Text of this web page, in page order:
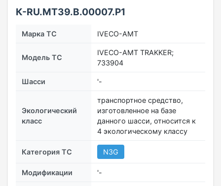
К-RU.МТ39.В.00007.Р1
Марка ТС IVECO-АМТ
Модель ТС
IVECO-АМТ TRAKKER;
733904
Шасси '-
Экологический
класс
транспортное средство,
изготовленное на базе
данного шасси, относится к
4 экологическому классу
Категория ТС N3G
Модификации '-